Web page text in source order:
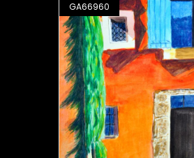
GA66960